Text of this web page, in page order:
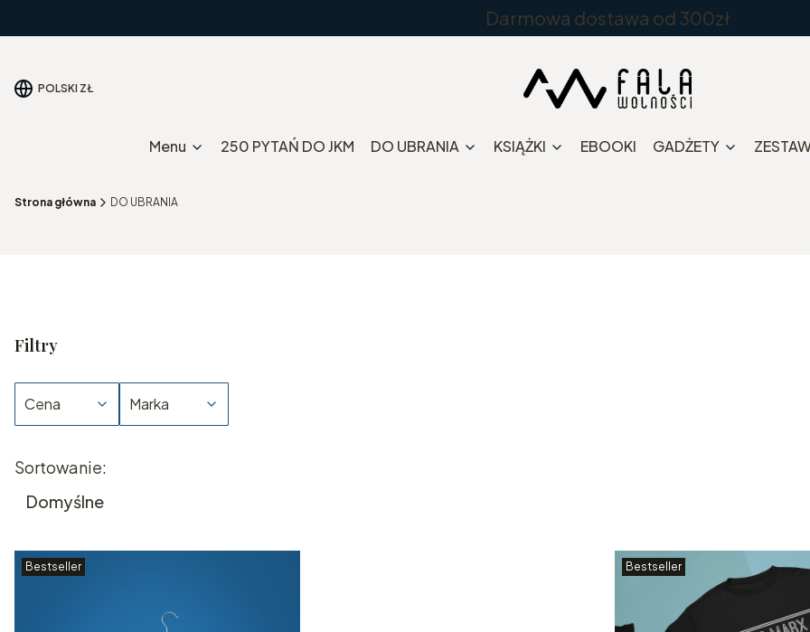
Darmowa dostawa od 300zł
POLSKI ZŁ
Menu 250 PYTAŃ DO JKM DO UBRANIA KSIĄŻKI EBOOKI GADŻETY
Strona główna DO UBRANIA
Filtry
Cena Marka
Lista produktów
Sortowanie:
Domyślne
Bestseller Bestseller